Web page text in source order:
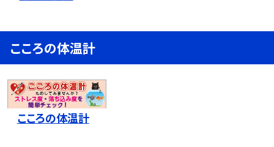
こころの体温計
こころの体温計